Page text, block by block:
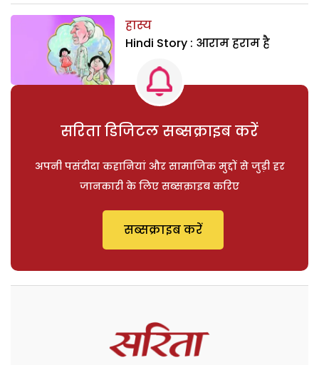
हास्य
Hindi Story : आराम हराम है
सरिता डिजिटल सब्सक्राइब करें
अपनी पसंदीदा कहानियां और सामाजिक मुद्दों से जुड़ी हर
जानकारी के लिए सब्सक्राइब करिए
सब्सक्राइब करें